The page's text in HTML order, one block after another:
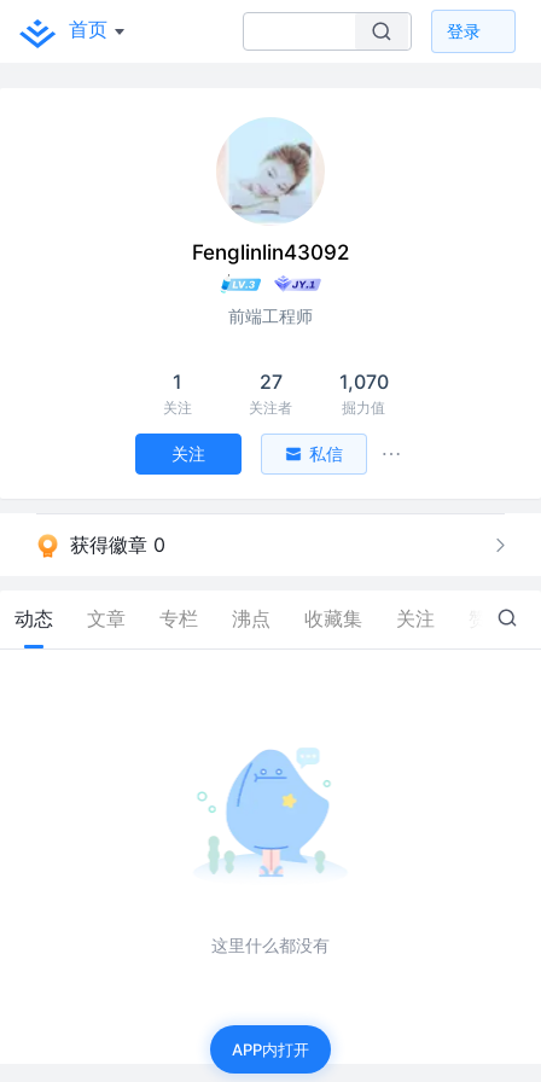
首页 登录
Fenglinlin43092
前端工程师
1
关注
27
关注者
1,070
掘力值
关注 私信
获得徽章 0
动态 文章 专栏 沸点 收藏集 关注 2
这里什么都没有
APP内打开